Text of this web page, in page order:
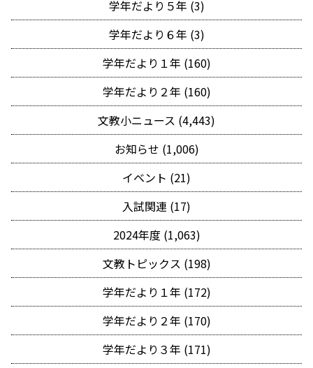
学年だより５年 (3)
学年だより６年 (3)
学年だより１年 (160)
学年だより２年 (160)
文教小ニュース (4,443)
お知らせ (1,006)
イベント (21)
入試関連 (17)
2024年度 (1,063)
文教トピックス (198)
学年だより１年 (172)
学年だより２年 (170)
学年だより３年 (171)